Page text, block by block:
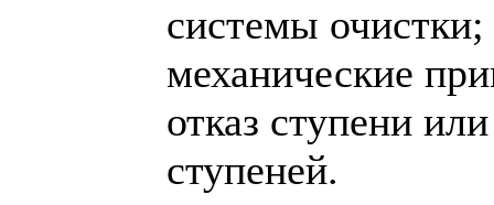
системы
механические
отказ ступени
ступеней.